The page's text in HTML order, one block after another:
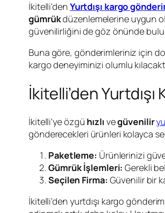
İkitelli’den Yurtdışı kargo
gümrükdüzenlemelerine uygun
güvenilirliğini de göz önünde
Buna göre, gönderimleriniz için
kargo deneyiminizi olumlu
İkitelli’den
İkitelli’ye özgü hızlı vegüvenilir
gönderecekleri ürünleri kolayca
Paketleme: Ürünlerinizi
Gümrük İşlemleri: Gerekli
Seçilen Firma: Güvenilir bir
İkitelli’den yurtdışı kargo